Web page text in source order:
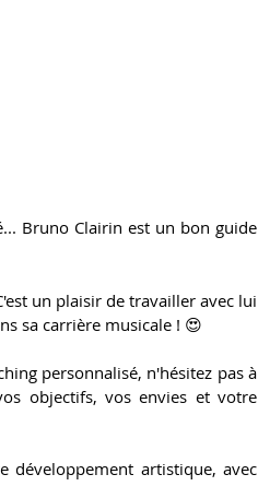
Bruno Clairin est un bon guide
un plaisir de travailler avec lui
sa carrière musicale ! 😍
personnalisé, n'hésitez pas à
objectifs, vos envies et votre
développement artistique, avec